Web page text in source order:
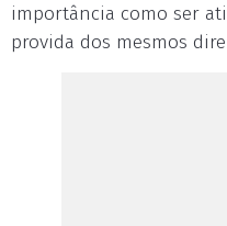
importância como ser
provida dos mesmos